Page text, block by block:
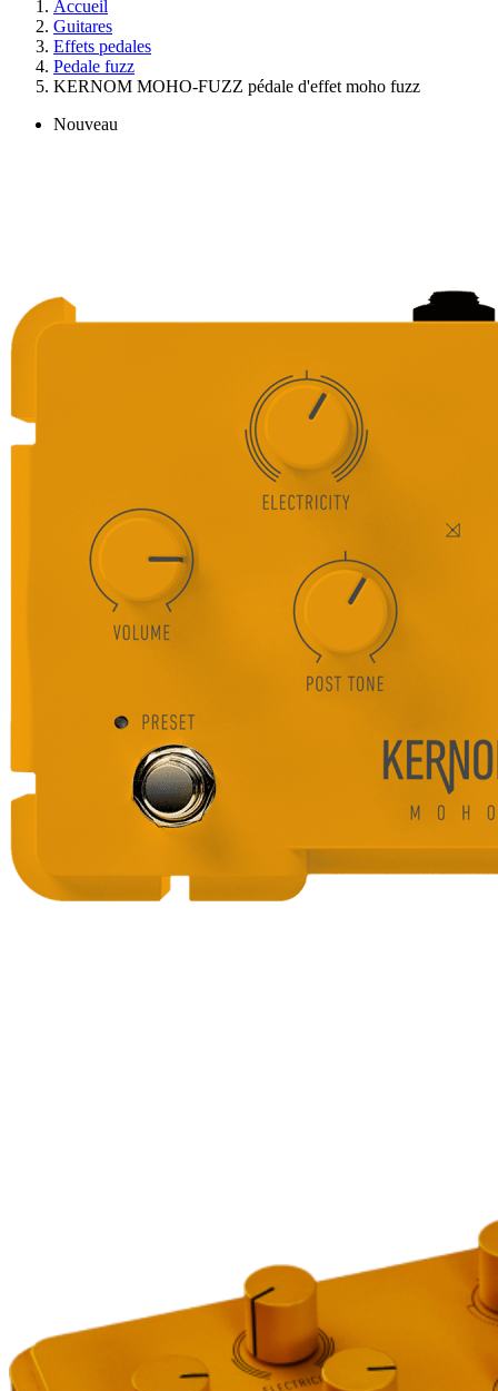
Accueil
Guitares
Effets pedales
Pedale fuzz
KERNOM MOHO-FUZZ pédale d'effet moho fuzz
Nouveau